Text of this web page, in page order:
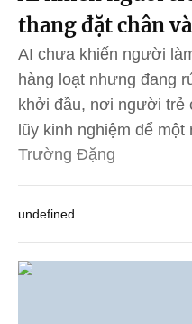
thang đặt chân
AI chưa khiến người
hàng loạt nhưng đang
khởi đầu, nơi người trẻ
lũy kinh nghiệm để
Trường Đặng
undefined